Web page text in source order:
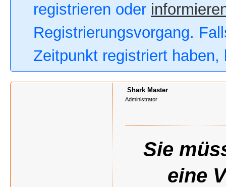
registrieren oder
Registrierungsvorgang.
Zeitpunkt registriert
Shark Master
Administrator
Sie
eine